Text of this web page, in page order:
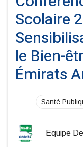
Scolaire
le Bien-
Émirats
Santé
Equipe